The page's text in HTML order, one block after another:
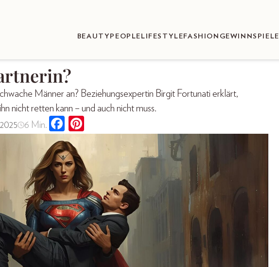
BEAUTY PEOPLE LIFESTYLEFASHION GEWINNSPIELE
Männer an? Beziehungsexpertin Birgit Fortunati erklärt,
nicht retten kann – und auch nicht muss.
6 Min.